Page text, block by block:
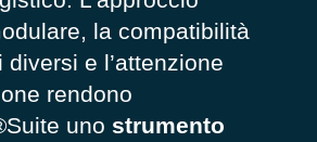
la compatibilità
diversi e l’attenzione
rendono
uno strumento